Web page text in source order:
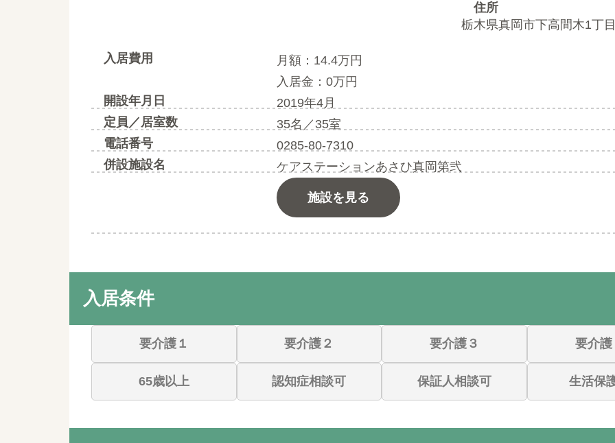
住所
栃木県真岡市下高間木1丁
入居費用
月額：14.4万円
入居金：0万円
開設年月日
2019年4月
定員／居室数
35名／35室
電話番号
0285-80-7310
併設施設名
ケアステーションあさひ真岡第弐
施設を見る
入居条件
要介護１ 要介護２ 要介護３ 要介護
65歳以上 認知症相談可 保証人相談可 生活保